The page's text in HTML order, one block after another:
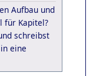
Aufbau und
für Kapitel?
schreibst
eine